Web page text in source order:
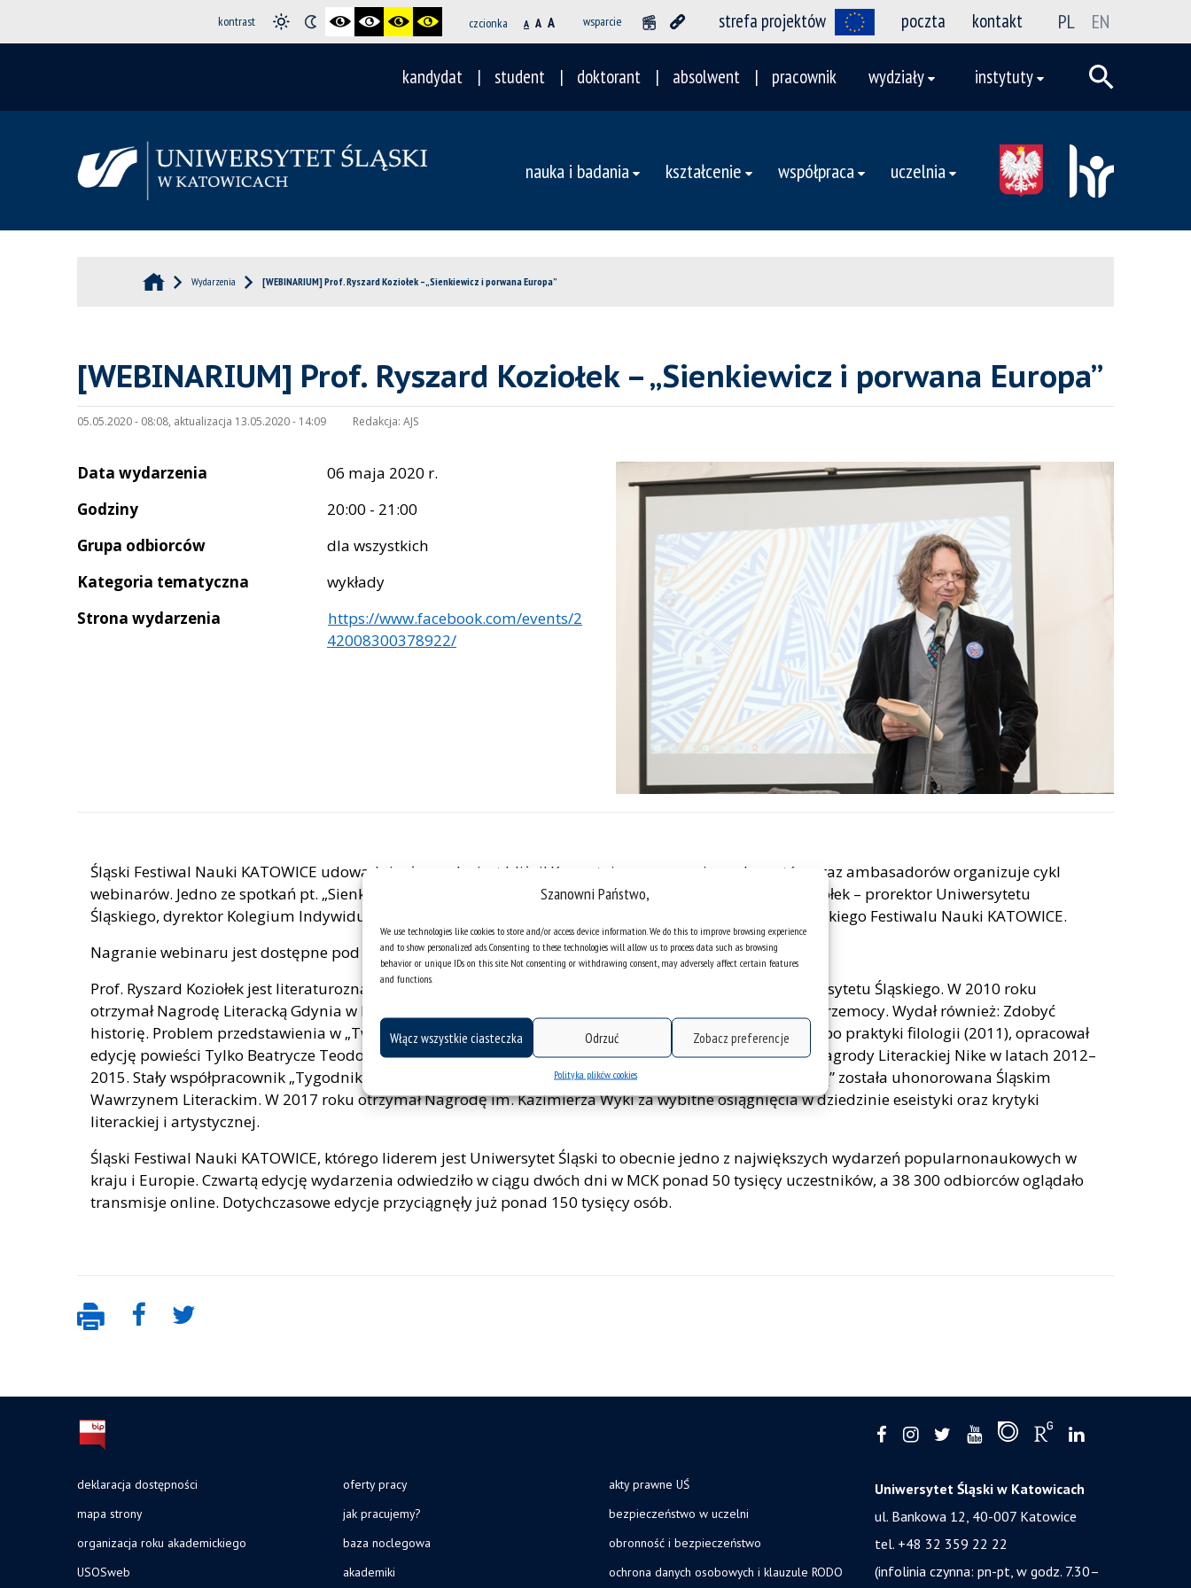
Szanowni Państwo,
We use technologies like cookies to store and/or access device information. We do this to improve browsing experience
and to show personalized ads. Consenting to these technologies will allow us to process data such as browsing
behavior or unique IDs on this site. Not consenting or withdrawing consent, may adversely affect certain features
and functions.
Włącz wszystkie ciasteczka Odrzuć Zobacz preferencje
Polityka plików cookies
kontrast czcionka A A A wsparcie strefa projektów poczta kontakt PL EN
kandydat student doktorant absolwent pracownik wydziały instytuty
nauka i badania kształcenie współpraca uczelnia
Wydarzenia [WEBINARIUM] Prof. Ryszard Koziołek – „Sienkiewicz i porwana Europa”
[WEBINARIUM] Prof. Ryszard Koziołek – „Sienkiewicz i porwana Europa”
05.05.2020 - 08:08, aktualizacja 13.05.2020 - 14:09 Redakcja: AJS
Data wydarzenia
06 maja 2020 r.
Godziny
20:00 - 21:00
Grupa odbiorców
dla wszystkich
Kategoria tematyczna
wykłady
Strona wydarzenia
https://www.facebook.com/events/2
42008300378922/
Śląski Festiwal Nauki KATOWICE udowadnia, że nauka jest bliżej! Korzystając ze wsparcia prelegentów oraz ambasadorów organizuje cykl
webinarów. Jedno ze spotkań pt. „Sienkiewicz i porwana Europa” poprowadził prof. dr hab. Ryszard Koziołek – prorektor Uniwersytetu
Śląskiego, dyrektor Kolegium Indywidualnych Studiów Międzyobszarowych oraz dyrektor generalny Śląskiego Festiwalu Nauki KATOWICE.
Nagranie webinaru jest dostępne pod adresem:www.youtube.com.
Prof. Ryszard Koziołek jest literaturoznawcą, eseistą, profesorem w Instytucie Literaturoznawstwa Uniwersytetu Śląskiego. W 2010 roku
otrzymał Nagrodę Literacką Gdynia w kategorii „Eseistyka” za książkę Ciała Sienkiewicza. Studia o płci i przemocy. Wydał również: Zdobyć
historię. Problem przedstawienia w „Twarzy księżyca” Teodora Parnickiego (1999), Znakowanie trawy albo praktyki filologii (2011), opracował
edycję powieści Tylko Beatrycze Teodora Parnickiego w serii Biblioteka Narodowa (2004). Członek jury Nagrody Literackiej Nike w latach 2012–
2015. Stały współpracownik „Tygodnika Powszechnego”. W 2016 jego książka „Dobrze się myśli literaturą” została uhonorowana Śląskim
Wawrzynem Literackim. W 2017 roku otrzymał Nagrodę im. Kazimierza Wyki za wybitne osiągnięcia w dziedzinie eseistyki oraz krytyki
literackiej i artystycznej.
Śląski Festiwal Nauki KATOWICE, którego liderem jest Uniwersytet Śląski to obecnie jedno z największych wydarzeń popularnonaukowych w
kraju i Europie. Czwartą edycję wydarzenia odwiedziło w ciągu dwóch dni w MCK ponad 50 tysięcy uczestników, a 38 300 odbiorców oglądało
transmisje online. Dotychczasowe edycje przyciągnęły już ponad 150 tysięcy osób.
deklaracja dostępności
mapa strony
organizacja roku akademickiego
USOSweb
oferty pracy
jak pracujemy?
baza noclegowa
akademiki
akty prawne UŚ
bezpieczeństwo w uczelni
obronność i bezpieczeństwo
ochrona danych osobowych i klauzule RODO
Uniwersytet Śląski w Katowicach
ul. Bankowa 12, 40-007 Katowice
tel. +48 32 359 22 22
(infolinia czynna: pn-pt, w godz. 7.30–